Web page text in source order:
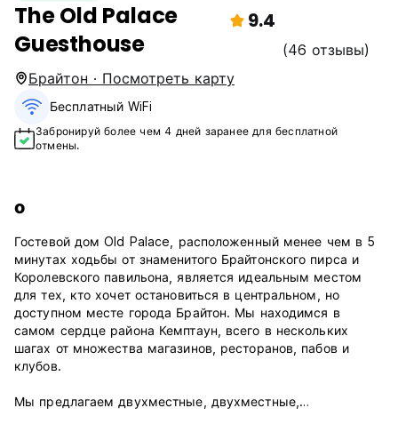
The Old Palace
Guesthouse
9.4
(46 отзывы)
Брайтон · Посмотреть карту
Бесплатный WiFi
Забронируй более чем 4 дней заранее для бесплатной
отмены.
о
Гостевой дом Old Palace, расположенный менее чем в 5
минутах ходьбы от знаменитого Брайтонского пирса и
Королевского павильона, является идеальным местом
для тех, кто хочет остановиться в центральном, но
доступном месте города Брайтон. Мы находимся в
самом сердце района Кемптаун, всего в нескольких
шагах от множества магазинов, ресторанов, пабов и
клубов.
Мы предлагаем двухместные, двухместные,